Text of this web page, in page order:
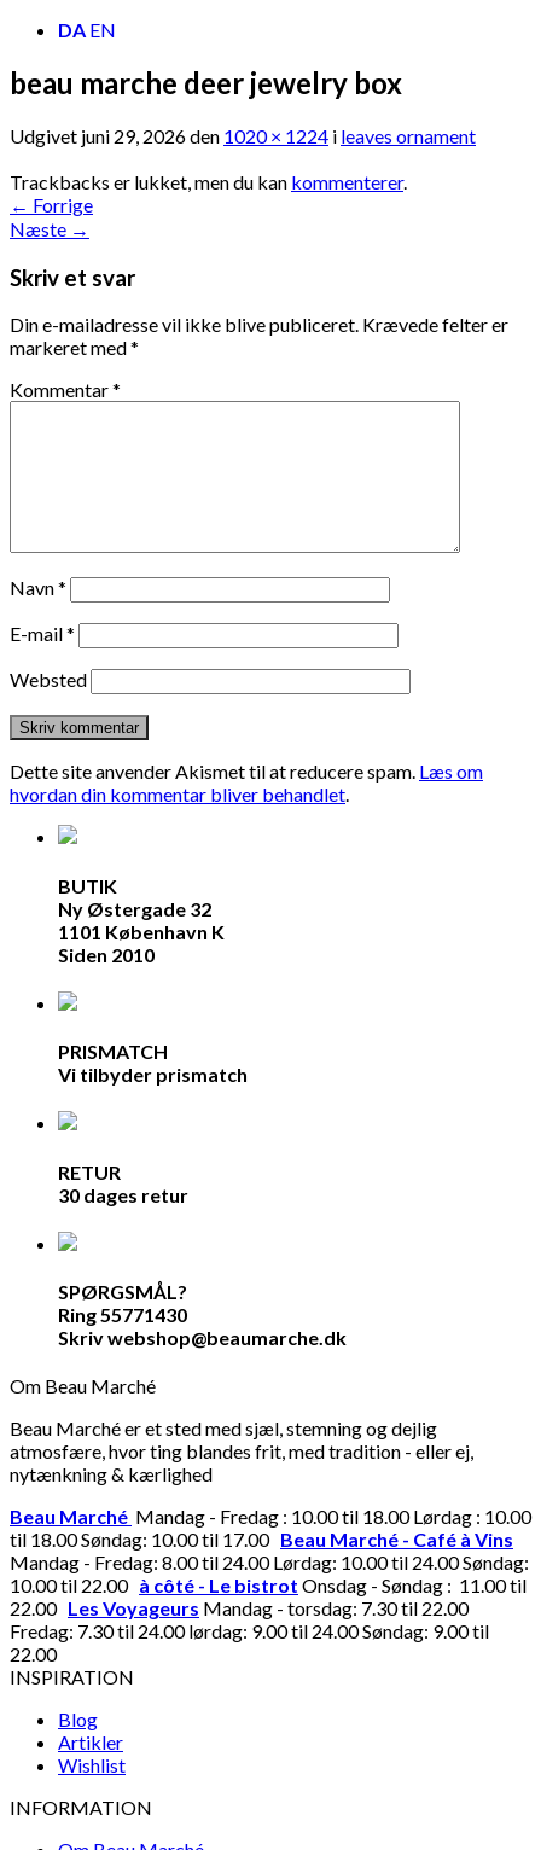
DA EN
beau marche deer jewelry box
Udgivet juni 29, 2026den 1020 × 1224 i leaves ornament
Trackbacks er lukket, men du kan kommenterer.
← Forrige
Næste →
Skriv et svar
Din e-mailadresse vil ikke blive publiceret. Krævede felter er
markeret med*
Kommentar*
Navn*
E-mail*
Websted
Dette site anvender Akismet til at reducere spam. Læs om
hvordan din kommentar bliver behandlet.
BUTIK
Ny Østergade 32
1101 København K
Siden 2010
PRISMATCH
Vi tilbyder prismatch
RETUR
30 dages retur
SPØRGSMÅL?
Ring 55771430
Skriv webshop@beaumarche.dk
Om Beau Marché
Beau Marché er et sted med sjæl, stemning og dejlig
atmosfære, hvor ting blandes frit, med tradition - eller ej,
nytænkning & kærlighed
Beau Marché Mandag - Fredag : 10.00 til 18.00 Lørdag : 10.00
til 18.00 Søndag: 10.00 til 17.00 Beau Marché - Café à Vins
Mandag - Fredag: 8.00 til 24.00 Lørdag: 10.00 til 24.00 Søndag:
10.00 til 22.00 à côté - Le bistrot Onsdag - Søndag : 11.00 til
22.00 Les Voyageurs Mandag - torsdag: 7.30 til 22.00
Fredag: 7.30 til 24.00 lørdag: 9.00 til 24.00 Søndag: 9.00 til
22.00
INSPIRATION
Blog
Artikler
Wishlist
INFORMATION